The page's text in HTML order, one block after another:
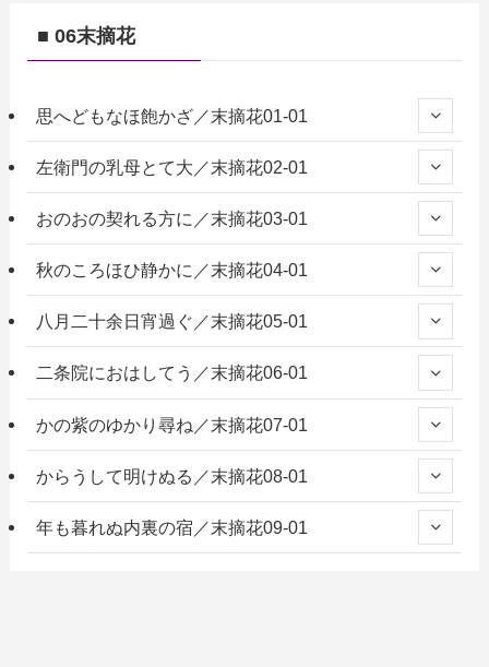
■ 06末摘花
思へどもなほ飽かざ／末摘花01-01
左衛門の乳母とて大／末摘花02-01
おのおの契れる方に／末摘花03-01
秋のころほひ静かに／末摘花04-01
八月二十余日宵過ぐ／末摘花05-01
二条院におはしてう／末摘花06-01
かの紫のゆかり尋ね／末摘花07-01
からうして明けぬる／末摘花08-01
年も暮れぬ内裏の宿／末摘花09-01